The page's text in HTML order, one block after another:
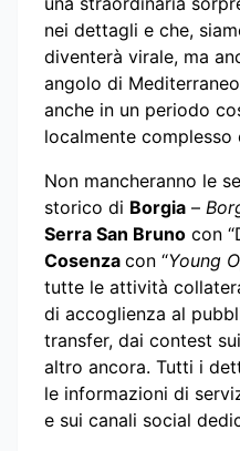
nei dettagli e che,
diventerà virale, ma
angolo di
anche in un periodo
localmente complesso
Non mancheranno le
storico di Borgia –
Serra San Bruno con
Cosenza con “Young
tutte le attività
di accoglienza al
transfer, dai contest
altro ancora. Tutti i
le informazioni di
e sui canali social